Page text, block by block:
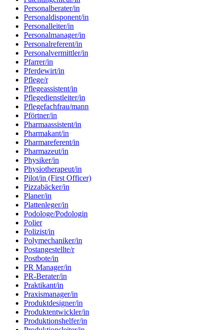
Personalberater/in
Personaldisponent/in
Personalleiter/in
Personalmanager/in
Personalreferent/in
Personalvermittler/in
Pfarrer/in
Pferdewirt/in
Pflege/r
Pflegeassistent/in
Pflegedienstleiter/in
Pflegefachfrau/mann
Pförtner/in
Pharmaassistent/in
Pharmakant/in
Pharmareferent/in
Pharmazeut/in
Physiker/in
Physiotherapeut/in
Pilot/in (First Officer)
Pizzabäcker/in
Planer/in
Plattenleger/in
Podologe/Podologin
Polier
Polizist/in
Polymechaniker/in
Postangestellte/r
Postbote/in
PR Manager/in
PR-Berater/in
Praktikant/in
Praxismanager/in
Produktdesigner/in
Produktentwickler/in
Produktionshelfer/in